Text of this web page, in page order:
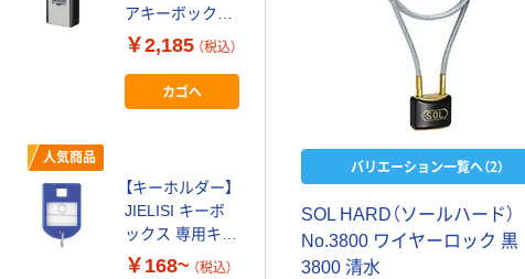
バリエーション一覧へ（2）
SOL HARD（ソールハード）
No.3800 ワイヤーロック 黒
3800 清水
アキーボックス
1個 オリジナル
￥2,185 （税込）
カゴへ
人気商品
【キーホルダー】
JIELISI キーボ
ックス 専用キー
ホルダー
￥168~ （税込）
グコード 1236-
630 1個 ※色
指定不可
￥176 （税込）
カゴへ
SOL HARD（ソ
ールハード）
南京錠 清水
￥1,577~
（税込）